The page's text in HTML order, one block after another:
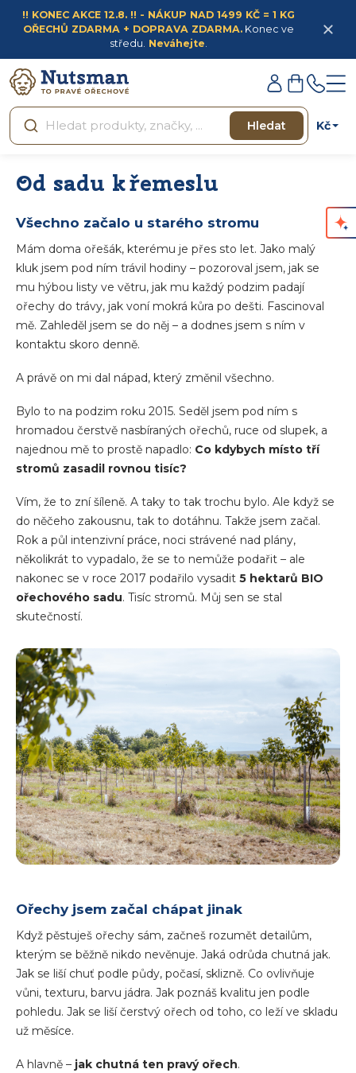
obsah
!! KONEC AKCE 12.8. !! - NÁKUP NAD 1499 KČ = 1 KG
OŘECHŮ ZDARMA + DOPRAVA ZDARMA.Konec ve
středu. Neváhejte.
Hledat Kč
Přihlášení
Nákupní
košík
Od sadu k řemeslu
Všechno začalo u starého stromu
Mám doma ořešák, kterému je přes sto let. Jako malý
kluk jsem pod ním trávil hodiny – pozoroval jsem, jak se
mu hýbou listy ve větru, jak mu každý podzim padají
ořechy do trávy, jak voní mokrá kůra po dešti. Fascinoval
mě. Zahleděl jsem se do něj – a dodnes jsem s ním v
kontaktu skoro denně.
A právě on mi dal nápad, který změnil všechno.
Bylo to na podzim roku 2015. Seděl jsem pod ním s
hromadou čerstvě nasbíraných ořechů, ruce od slupek, a
najednou mě to prostě napadlo: Co kdybych místo tří
stromů zasadil rovnou tisíc?
Vím, že to zní šíleně. A taky to tak trochu bylo. Ale když se
do něčeho zakousnu, tak to dotáhnu. Takže jsem začal.
Rok a půl intenzivní práce, noci strávené nad plány,
několikrát to vypadalo, že se to nemůže podařit – ale
nakonec se v roce 2017 podařilo vysadit 5 hektarů BIO
ořechového sadu. Tisíc stromů. Můj sen se stal
skutečností.
Ořechy jsem začal chápat jinak
Když pěstuješ ořechy sám, začneš rozumět detailům,
kterým se běžně nikdo nevěnuje. Jaká odrůda chutná jak.
Jak se liší chuť podle půdy, počasí, sklizně. Co ovlivňuje
vůni, texturu, barvu jádra. Jak poznáš kvalitu jen podle
pohledu. Jak se liší čerstvý ořech od toho, co leží ve skladu
už měsíce.
A hlavně – jak chutná ten pravý ořech.